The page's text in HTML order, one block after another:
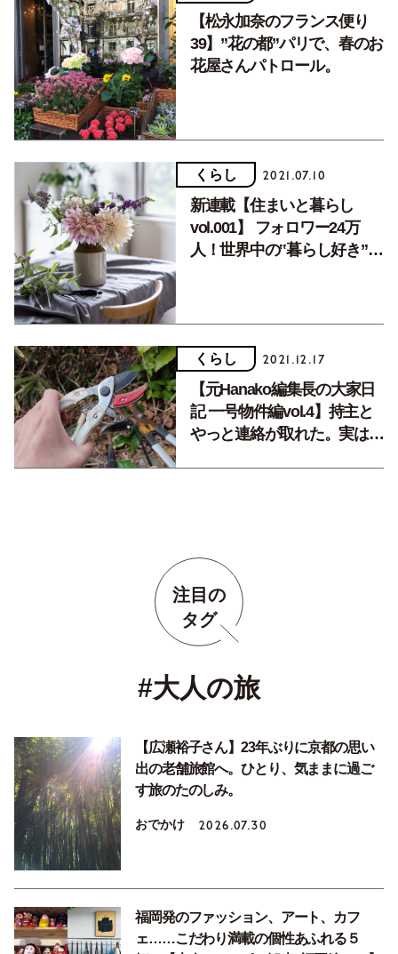
【松永加奈のフランス便り
39】”花の都”パリで、春のお
花屋さんパトロール。
くらし 2021.07.10
新連載【住まいと暮らし
vol.001】 フォロワー24万
人！世界中の‟暮らし好き”を
くらし 2021.12.17
【元Hanako編集長の大家日
記 一号物件編vol.4】持主と
やっと連絡が取れた。実は
注目の
タグ
#大人の旅
【広瀬裕子さん】23年ぶりに京都の思い
出の老舗旅館へ。ひとり、気ままに過ご
す旅のたのしみ。
おでかけ 2026.07.30
福岡発のファッション、アート、カフ
ェ……こだわり満載の個性あふれる５